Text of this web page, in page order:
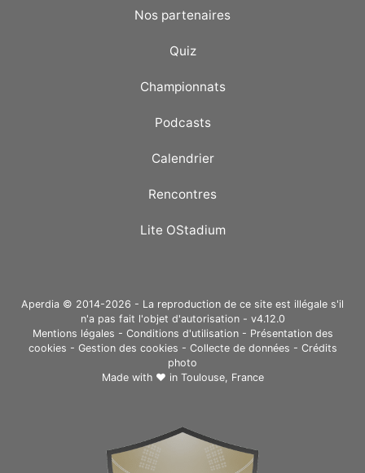
Nos partenaires
Quiz
Championnats
Podcasts
Calendrier
Rencontres
Lite OStadium
Aperdia © 2014-2026 - La reproduction de ce site est illégale s'il
n'a pas fait l'objet d'autorisation - v4.12.0
Mentions légales - Conditions d'utilisation- Présentation des
cookies - Gestion des cookies - Collecte de données - Crédits
photo
Made with ❤ in Toulouse, France